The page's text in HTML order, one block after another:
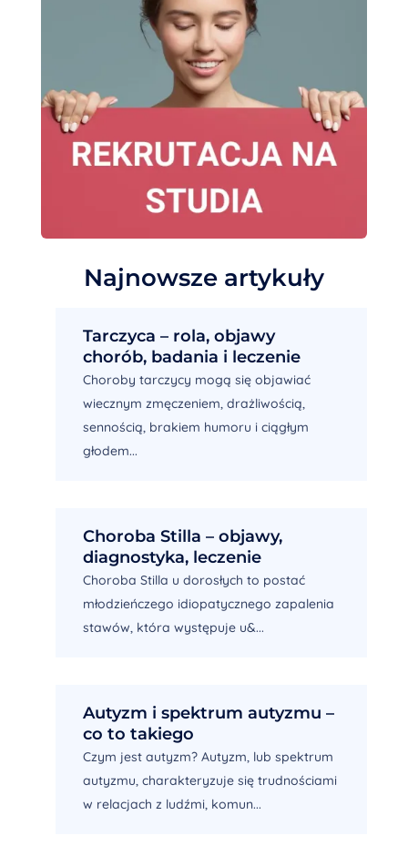
Najnowsze artykuły
Tarczyca – rola, objawy
chorób, badania i leczenie
Choroby tarczycy mogą się objawiać
wiecznym zmęczeniem, drażliwością,
sennością, brakiem humoru i ciągłym
głodem...
Choroba Stilla – objawy,
diagnostyka, leczenie
Choroba Stilla u dorosłych to postać
młodzieńczego idiopatycznego zapalenia
stawów, która występuje u&...
Autyzm i spektrum autyzmu –
co to takiego
Czym jest autyzm? Autyzm, lub spektrum
autyzmu, charakteryzuje się trudnościami
w relacjach z ludźmi, komun...